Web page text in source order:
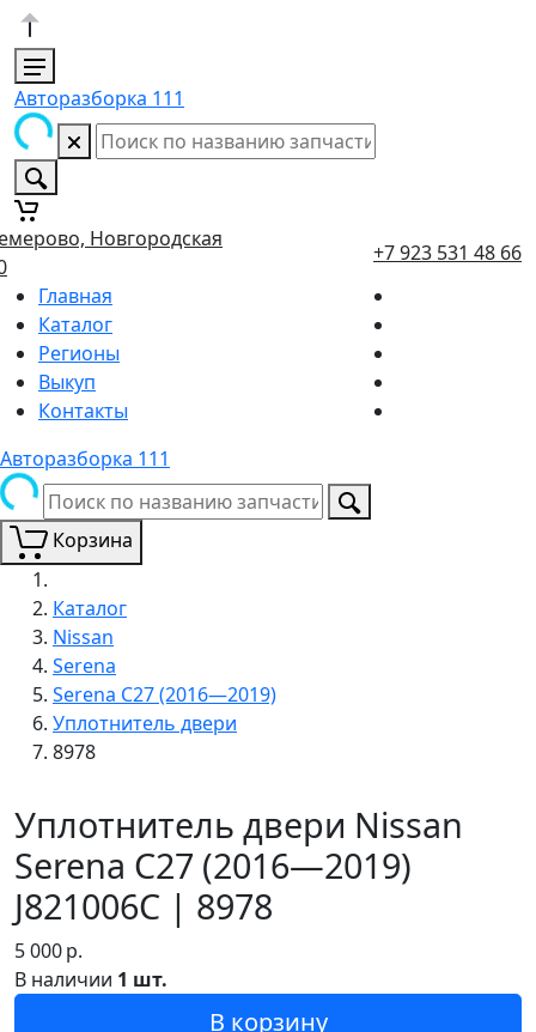
Авторазборка 111
Новгородская
+7 923 531 48 66
Главная
Каталог
Регионы
Выкуп
Контакты
Авторазборка 111
Корзина
Каталог
Nissan
Serena
Serena C27 (2016—2019)
Уплотнитель двери
8978
Уплотнитель двери Nissan
Serena C27 (2016—2019)
J821006C | 8978
5 000р.
В наличии 1 шт.
В корзину